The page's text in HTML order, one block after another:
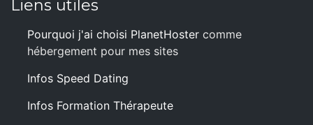
Liens utiles
Pourquoi j'ai choisi PlanetHoster comme
hébergement pour mes sites
Infos Speed Dating
Infos Formation Thérapeute